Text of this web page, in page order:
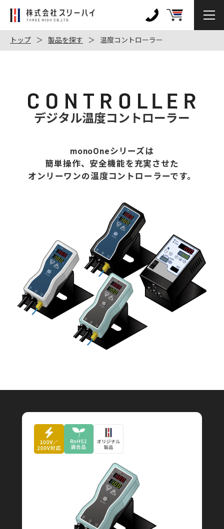
株
会
社
972-
128
トップ 製品を探す 温度コントローラー
デジタル温度コントローラー
monoOneシリーズは
簡単操作、安全機能を充実させた
オンリーワンの温度コントローラーです。